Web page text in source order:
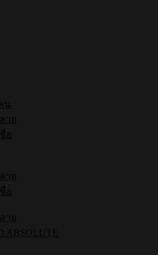
น
าย
อ
าย
อ
าย
ABSOLUTE